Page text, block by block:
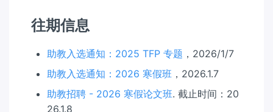
往期信息
助教入选通知：2025 TFP 专题 ，2026/1/7
助教入选通知：2026 寒假班 ，2026.1.7
助教招聘 - 2026 寒假论文班. 截止时间：20
26.1.8